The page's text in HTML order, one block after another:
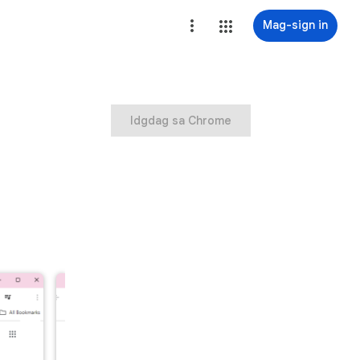
Mag-sign in
Idgdag sa Chrome